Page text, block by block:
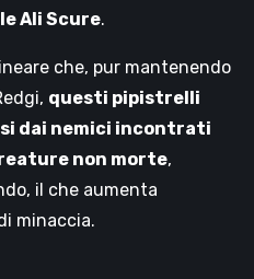
Ali Scure.
che, pur mantenendo
questi pipistrelli
dai nemici incontrati
non morte,
il che aumenta
minaccia.